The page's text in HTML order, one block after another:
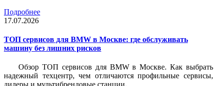
Подробнее
17.07.2026
ТОП сервисов для BMW в Москве: где обслуживать
машину без лишних рисков
Обзор ТОП сервисов для BMW в Москве. Как выбрать
надежный техцентр, чем отличаются профильные сервисы,